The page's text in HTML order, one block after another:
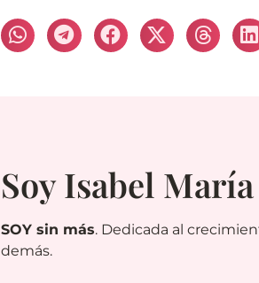
Soy Isabel María
SOY sin más. Dedicada al
demás.